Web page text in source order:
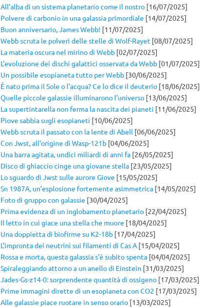
All’alba di un sistema planetario come il nostro[16/07/2025]
Polvere di carbonio in una galassia primordiale [14/07/2025]
Buon anniversario, James Webb! [11/07/2025]
Webb scruta le polveri delle stelle di Wolf-Rayet [08/07/2025]
La materia oscura nel mirino di Webb[02/07/2025]
L’evoluzione dei dischi galattici osservata da Webb[01/07/2025]
Un possibile esopianeta tutto per Webb[30/06/2025]
È nato prima il Sole o l’acqua? Ce lo dice il deuterio[18/06/2025]
Quelle piccole galassie illuminarono l’universo[13/06/2025]
La supertintarella non ferma la nascita dei pianeti [11/06/2025]
Piove sabbia sugli esopianeti [10/06/2025]
Webb scruta il passato con la lente di Abell [06/06/2025]
Con Jwst, all’origine di Wasp-121b[04/06/2025]
Una barra agitata, undici miliardi di anni fa[26/05/2025]
Disco di ghiaccio cinge una giovane stella[23/05/2025]
Lo sguardo di Jwst sulle aurore Giove [15/05/2025]
Sn 1987A, un’esplosione fortemente asimmetrica[14/05/2025]
Foto di gruppo con galassie [30/04/2025]
Prima evidenza di un inglobamento planetario[22/04/2025]
Il letto in cui giace una stella che muore [18/04/2025]
Una doppietta di biofirme su K2-18b[17/04/2025]
L’impronta dei neutrini sui filamenti di Cas A[15/04/2025]
Rossa e morta, questa galassia s’è subito spenta[04/04/2025]
Spiraleggiando attorno a un anello di Einstein [31/03/2025]
Jades-Gs-z14-0: sorprendente quantità di ossigeno[17/03/2025]
Prime immagini dirette di un esopianeta con CO2 [17/03/2025]
Alle galassie piace ruotare in senso orario[13/03/2025]